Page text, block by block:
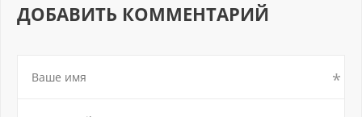
ДОБАВИТЬ КОММЕНТАРИЙ